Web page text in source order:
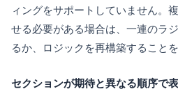
ィングをサポートしていません。
せる必要がある場合は、一連のラ
るか、ロジックを再構築すること
セクションが期待と異なる順序で